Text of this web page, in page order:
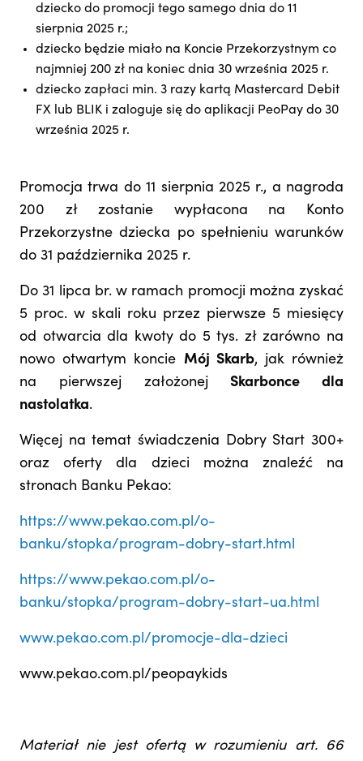
dziecko do promocji tego samego dnia do 11
sierpnia 2025 r.;
dziecko będzie miało na Koncie Przekorzystnym co
najmniej 200 zł na koniec dnia 30 września 2025 r.
dziecko zapłaci min. 3 razy kartą Mastercard Debit
FX lub BLIK i zaloguje się do aplikacji PeoPay do 30
września 2025 r.
Promocja trwa do 11 sierpnia 2025 r., a nagroda
200 zł zostanie wypłacona na Konto
Przekorzystne dziecka po spełnieniu warunków
do 31 października 2025 r.
Do 31 lipca br. w ramach promocji można zyskać
5 proc. w skali roku przez pierwsze 5 miesięcy
od otwarcia dla kwoty do 5 tys. zł zarówno na
nowo otwartym koncie Mój Skarb, jak również
na pierwszej założonejSkarbonce dla
nastolatka.
Więcej na temat świadczenia Dobry Start 300+
oraz oferty dla dzieci można znaleźć na
stronach Banku Pekao:
https://www.pekao.com.pl/o-
banku/stopka/program-dobry-start.html
https://www.pekao.com.pl/o-
banku/stopka/program-dobry-start-ua.html
www.pekao.com.pl/promocje-dla-dzieci
www.pekao.com.pl/peopaykids
Materiał nie jest ofertą w rozumieniu art. 66